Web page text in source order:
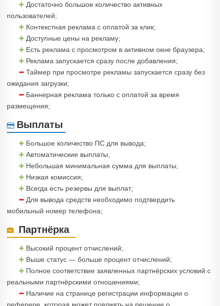
Достаточно большое количество активных
пользователей;
Контекстная реклама с оплатой за клик;
Доступные цены на рекламу;
Есть реклама с просмотром в активном окне браузера;
Реклама запускается сразу после добавления;
Таймер при просмотре рекламы запускается сразу без
ожидания загрузки;
Баннерная реклама только с оплатой за время
размещения;
Выплаты
Большое количество ПС для вывода;
Автоматические выплаты;
Небольшая минимальная сумма для выплаты;
Низкая комиссия;
Всегда есть резервы для выплат;
Для вывода средств необходимо подтвердить
мобильный номер телефона;
Партнёрка
Высокий процент отчислений;
Выше статус — больше процент отчислений;
Полное соответствие заявленных партнёрских условий с
реальными партнёрскими отношениями;
Наличие на странице регистрации информации о